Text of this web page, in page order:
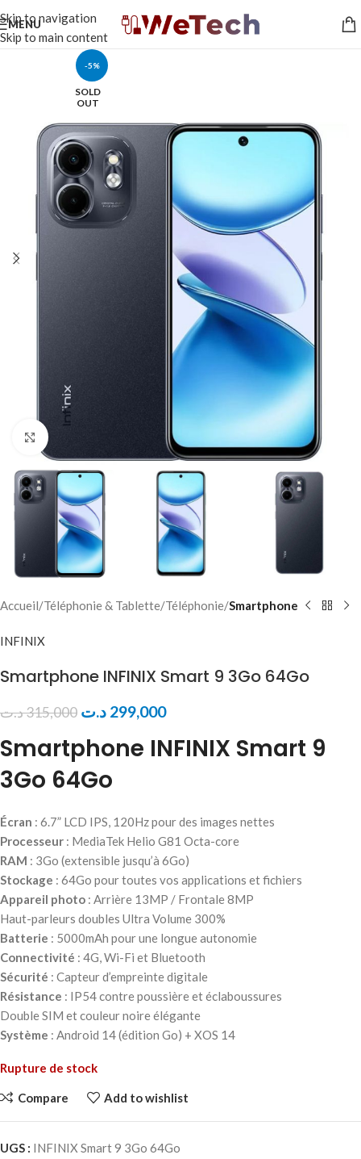
Skip to navigation
Skip to main content
MENU
-5%
SOLD
OUT
Click to enlarge
Accueil Téléphonie & Tablette Téléphonie Smartphone
INFINIX
Smartphone INFINIX Smart 9 3Go 64Go
315,000د.ت 299,000 د.ت
Smartphone INFINIX Smart 9
3Go 64Go
Écran : 6.7” LCD IPS, 120Hz pour des images nettes
Processeur : MediaTek Helio G81 Octa-core
RAM : 3Go (extensible jusqu’à 6Go)
Stockage : 64Go pour toutes vos applications et fichiers
Appareil photo : Arrière 13MP / Frontale 8MP
Haut-parleurs doubles Ultra Volume 300%
Batterie : 5000mAh pour une longue autonomie
Connectivité : 4G, Wi-Fi et Bluetooth
Sécurité : Capteur d’empreinte digitale
Résistance : IP54 contre poussière et éclaboussures
Double SIM et couleur noire élégante
Système : Android 14 (édition Go) + XOS 14
Rupture de stock
Compare Add to wishlist
UGS : INFINIX Smart 9 3Go 64Go